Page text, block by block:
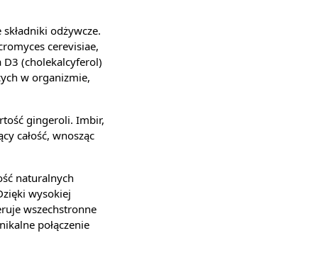
odżywcze.
cerevisiae,
D3 (cholekalcyferol)
w organizmie,
gingeroli. Imbir,
całość, wnosząc
naturalnych
wysokiej
wszechstronne
połączenie